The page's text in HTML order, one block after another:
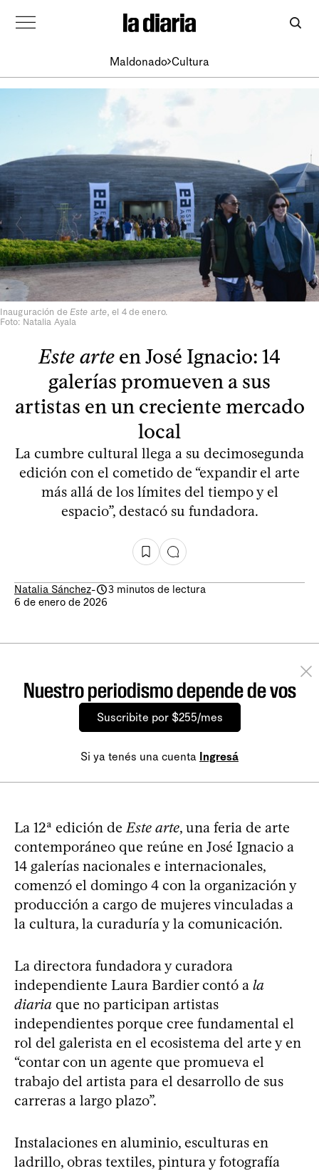
Maldonado Cultura
Inauguración de Este arte, el 4 de enero.
Foto: Natalia Ayala
Este arte en José Ignacio: 14
galerías promueven a sus
artistas en un creciente mercado
local
La cumbre cultural llega a su decimosegunda
edición con el cometido de “expandir el arte
más allá de los límites del tiempo y el
espacio”, destacó su fundadora.
Natalia Sánchez-
3 minutos de lectura
6 de enero de 2026
Nuestro periodismo depende de vos
Suscribite por $255/mes
Si ya tenés una cuenta Ingresá
La 12ª edición de Este arte, una feria de arte
contemporáneo que reúne en José Ignacio a
14 galerías nacionales e internacionales,
comenzó el domingo 4 con la organización y
producción a cargo de mujeres vinculadas a
la cultura, la curaduría y la comunicación.
La directora fundadora y curadora
independiente Laura Bardier contó a la
diaria que no participan artistas
independientes porque cree fundamental el
rol del galerista en el ecosistema del arte y en
“contar con un agente que promueva el
trabajo del artista para el desarrollo de sus
carreras a largo plazo”.
Instalaciones en aluminio, esculturas en
ladrillo, obras textiles, pintura y fotografía